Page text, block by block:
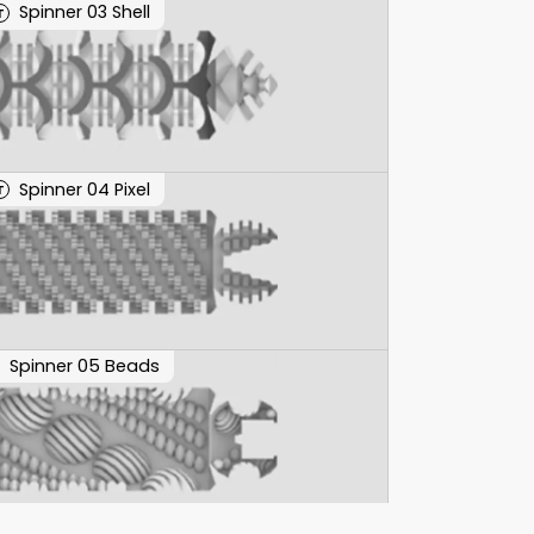
Spinner 03 Shell
Spinner 04 Pixel
Spinner 05 Beads